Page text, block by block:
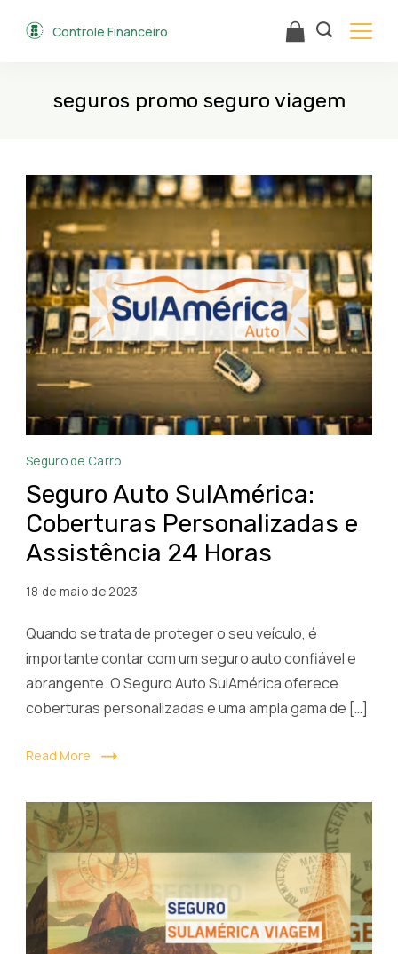
Controle Financeiro
seguros promo seguro viagem
Seguro
SulAmérica
Coberturas
Personalizadas
Assistência
Horas
Seguro de Carro
Seguro Auto SulAmérica:
Coberturas Personalizadas e
Assistência 24 Horas
18 de maio de 2023
Quando se trata de proteger o seu veículo, é
importante contar com um seguro auto confiável e
abrangente. O Seguro Auto SulAmérica oferece
coberturas personalizadas e uma ampla gama de […]
Read More